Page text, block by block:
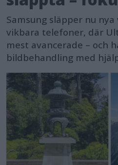
Samsung släpper nu
vikbara telefoner, där
mest avancerade – och
bildbehandling med